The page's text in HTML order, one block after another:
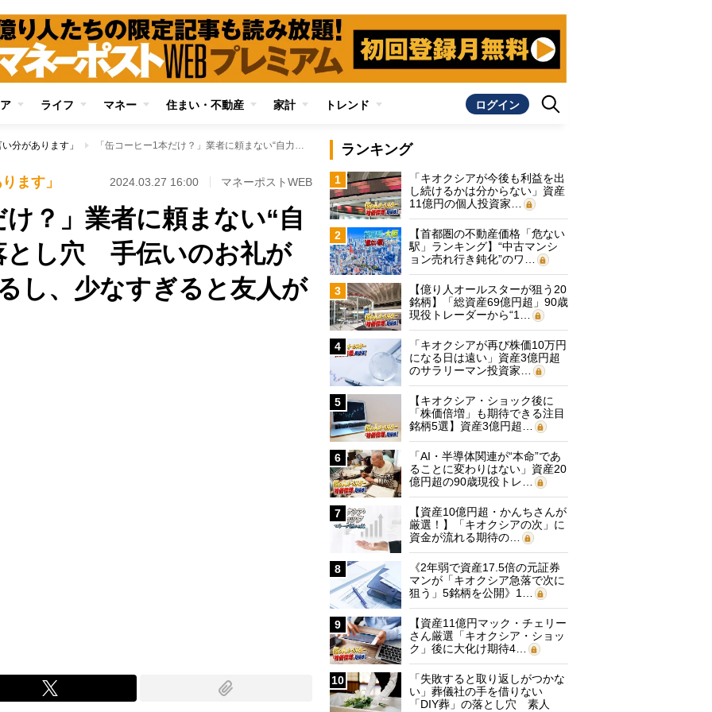
ライフ マネー 住まい・不動産 家計 トレンド ログイン
分があります」 「缶コーヒー1本だけ？」業者に頼まない“自力で引っ越し”の落とし穴 手伝いのお礼が多すぎると損をするし、少なすぎると友人が不満
ます」 2024.03.27 16:00 マネーポストWEB
け？」業者に頼まない“自
とし穴 手伝いのお礼が
し、少なすぎると友人が
ランキング
1
「キオクシアが今後も利益を出
し続けるかは分からない」資産
11億円の個人投資家…
2
【首都圏の不動産価格「危ない
駅」ランキング】“中古マンシ
ョン売れ行き鈍化”のワ…
3
【億り人オールスターが狙う20
銘柄】「総資産69億円超」90歳
現役トレーダーから“1…
4
「キオクシアが再び株価10万円
になる日は遠い」資産3億円超
のサラリーマン投資家…
5
【キオクシア・ショック後に
「株価倍増」も期待できる注目
銘柄5選】資産3億円超…
6
「AI・半導体関連が“本命”であ
ることに変わりはない」資産20
億円超の90歳現役トレ…
7
【資産10億円超・かんちさんが
厳選！】「キオクシアの次」に
資金が流れる期待の…
8
《2年弱で資産17.5倍の元証券
マンが「キオクシア急落で次に
狙う」5銘柄を公開》1…
9
【資産11億円マック・チェリー
さん厳選「キオクシア・ショッ
ク」後に大化け期待4…
10
「失敗すると取り返しがつかな
い」葬儀社の手を借りない
「DIY葬」の落とし穴 素人